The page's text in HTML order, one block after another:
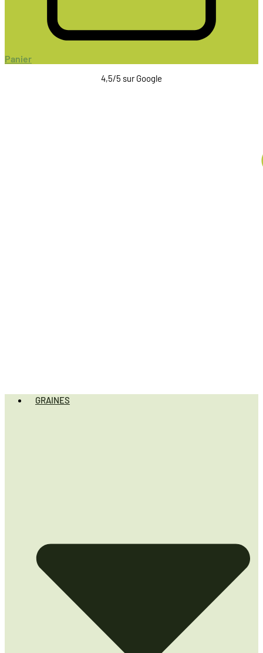
Panier
4,5/5 sur Google
GRAINES